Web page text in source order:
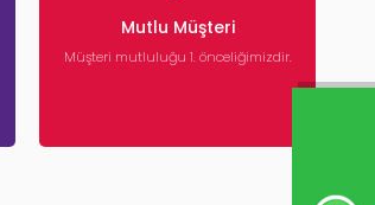
Mutlu Müşteri
Müşteri mutluluğu 1. önceliğimizdir.